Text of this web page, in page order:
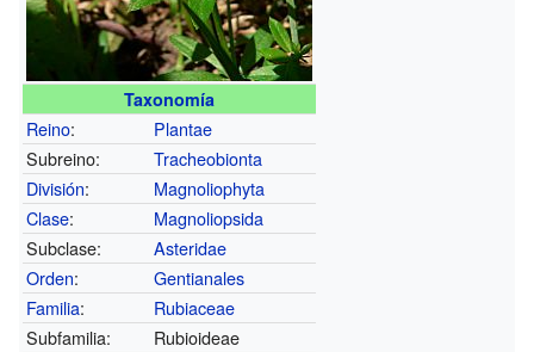
Taxonomía
Reino:
Plantae
Subreino:
Tracheobionta
División:
Magnoliophyta
Clase:
Magnoliopsida
Subclase:
Asteridae
Orden:
Gentianales
Familia:
Rubiaceae
Subfamilia:
Rubioideae